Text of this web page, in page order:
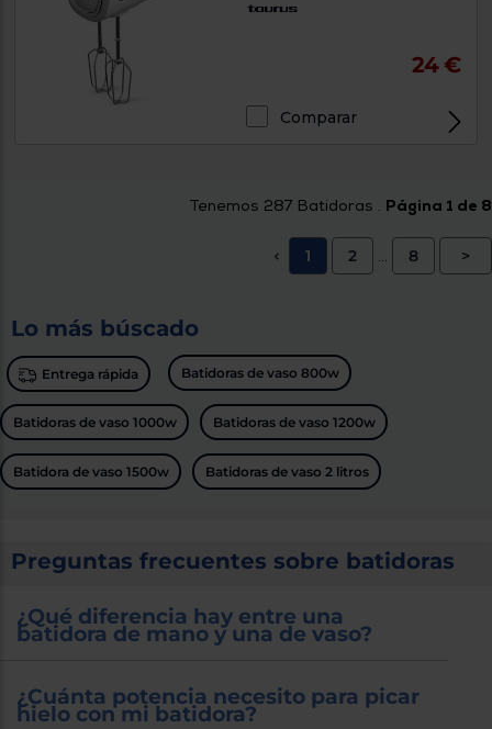
24 €
Comparar
Tenemos 287 Batidoras . Página 1 de 8
< 1 2 ... 8 >
Lo más búscado
Entrega rápida Batidoras de vaso 800w
Batidoras de vaso 1000w Batidoras de vaso 1200w
Batidora de vaso 1500w Batidoras de vaso 2 litros
Preguntas frecuentes sobre batidoras
¿Qué diferencia hay entre una
batidora de mano y una de vaso?
¿Cuánta potencia necesito para picar
hielo con mi batidora?